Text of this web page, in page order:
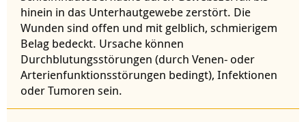
hinein in das Unterhautgewebe zerstört. Die
Wunden sind offen und mit gelblich, schmierigem
Belag bedeckt. Ursache können
Durchblutungsstörungen (durch Venen- oder
Arterienfunktionsstörungen bedingt), Infektionen
oder Tumoren sein.